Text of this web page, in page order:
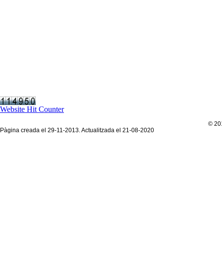
©
Pàgina creada el 29-11-2013. Actualitzada el 21-08-2020
Website Hit Counter